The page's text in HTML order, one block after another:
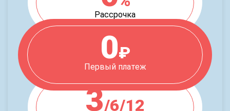
Рассрочка
0₽
Первый платеж
3/6/12